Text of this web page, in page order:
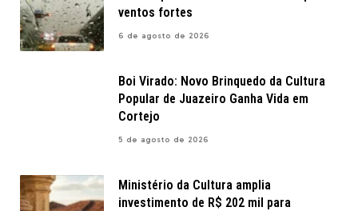
ventos fortes
6 de agosto de 2026
Boi Virado: Novo Brinquedo da Cultura
Popular de Juazeiro Ganha Vida em
Cortejo
5 de agosto de 2026
Ministério da Cultura amplia
investimento de R$ 202 mil para